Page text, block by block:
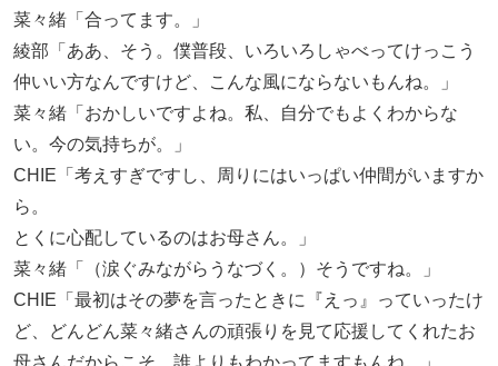
菜々緒「合ってます。」
綾部「ああ、そう。僕普段、いろいろしゃべってけっこう
仲いい方なんですけど、こんな風にならないもんね。」
菜々緒「おかしいですよね。私、自分でもよくわからな
い。今の気持ちが。」
CHIE「考えすぎですし、周りにはいっぱい仲間がいますか
ら。
とくに心配しているのはお母さん。」
菜々緒「（涙ぐみながらうなづく。）そうですね。」
CHIE「最初はその夢を言ったときに『えっ』っていったけ
ど、どんどん菜々緒さんの頑張りを見て応援してくれたお